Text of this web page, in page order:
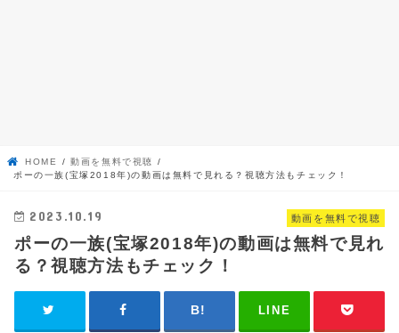
HOME
動画を無料で視聴
ポーの一族(宝塚2018年)の動画は無料で見れる？視聴方法もチェック！
動画を無料で視聴
2023.10.19
ポーの一族(宝塚2018年)の動画は無料で見れ
る？視聴方法もチェック！
LINE